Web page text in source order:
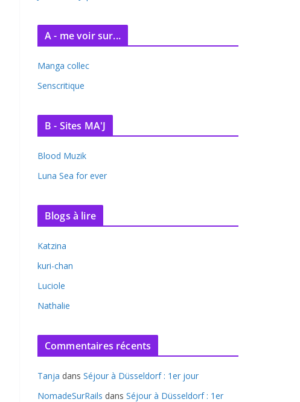
A - me voir sur...
Manga collec
Senscritique
B - Sites MA'J
Blood Muzik
Luna Sea for ever
Blogs à lire
Katzina
kuri-chan
Luciole
Nathalie
Commentaires récents
Tanja dans Séjour à Düsseldorf : 1er jour
NomadeSurRails dans Séjour à Düsseldorf : 1er